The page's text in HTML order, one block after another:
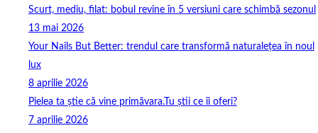
Scurt, mediu, filat: bobul revine în 5 versiuni care schimbă sezonul
13 mai 2026
Your Nails But Better: trendul care transformă naturalețea în noul
lux
8 aprilie 2026
Pielea ta știe că vine primăvara.Tu știi ce îi oferi?
7 aprilie 2026